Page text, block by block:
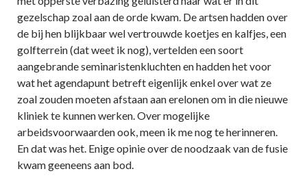
gezelschap zoal aan de orde kwam. De artsen hadden over
de bij hen blijkbaar wel vertrouwde koetjes en kalfjes, een
golfterrein (dat weet ik nog), vertelden een soort
aangebrande seminaristenkluchten en hadden het voor
wat het agendapunt betreft eigenlijk enkel over wat ze
zoal zouden moeten afstaan aan erelonen om in die nieuwe
kliniek te kunnen werken. Over mogelijke
arbeidsvoorwaarden ook, meen ik me nog te herinneren.
En dat was het. Enige opinie over de noodzaak van de fusie
kwam geeneens aan bod.